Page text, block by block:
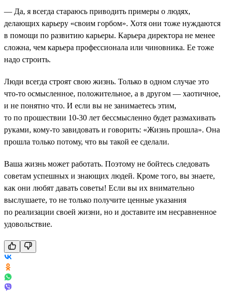
— Да, я всегда стараюсь приводить примеры о людях,
делающих карьеру «своим горбом». Хотя они тоже нуждаются
в помощи по развитию карьеры. Карьера директора не менее
сложна, чем карьера профессионала или чиновника. Ее тоже
надо строить.
Люди всегда строят свою жизнь. Только в одном случае это
что-то осмысленное, положительное, а в другом — хаотичное,
и не понятно что. И если вы не занимаетесь этим,
то по прошествии 10-30 лет бессмысленно будет размахивать
руками, кому-то завидовать и говорить: «Жизнь прошла». Она
прошла только потому, что вы такой ее сделали.
Ваша жизнь может работать. Поэтому не бойтесь следовать
советам успешных и знающих людей. Кроме того, вы знаете,
как они любят давать советы! Если вы их внимательно
выслушаете, то не только получите ценные указания
по реализации своей жизни, но и доставите им несравненное
удовольствие.